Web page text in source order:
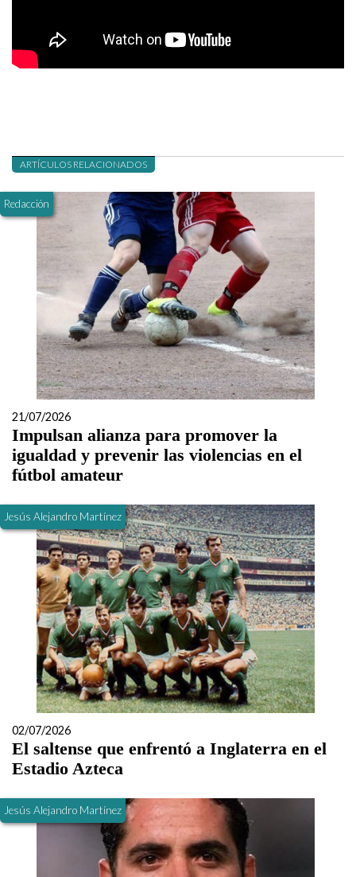
ARTÍCULOS RELACIONADOS
Redacción
21/07/2026
Impulsan alianza para promover la
igualdad y prevenir las violencias en el
fútbol amateur
Jesús Alejandro Martínez
02/07/2026
El saltense que enfrentó a Inglaterra en el
Estadio Azteca
Jesús Alejandro Martínez